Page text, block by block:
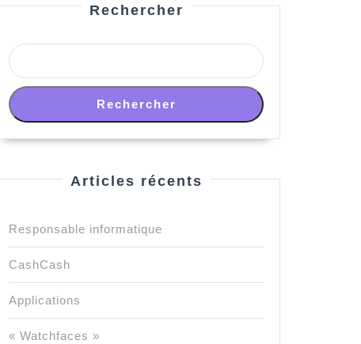
Rechercher
Rechercher
Articles récents
Responsable informatique
CashCash
Applications
« Watchfaces »